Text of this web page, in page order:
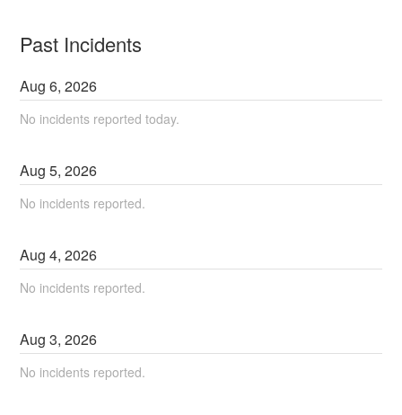
Past Incidents
Aug6,2026
No incidents reported today.
Aug5,2026
No incidents reported.
Aug4,2026
No incidents reported.
Aug3,2026
No incidents reported.